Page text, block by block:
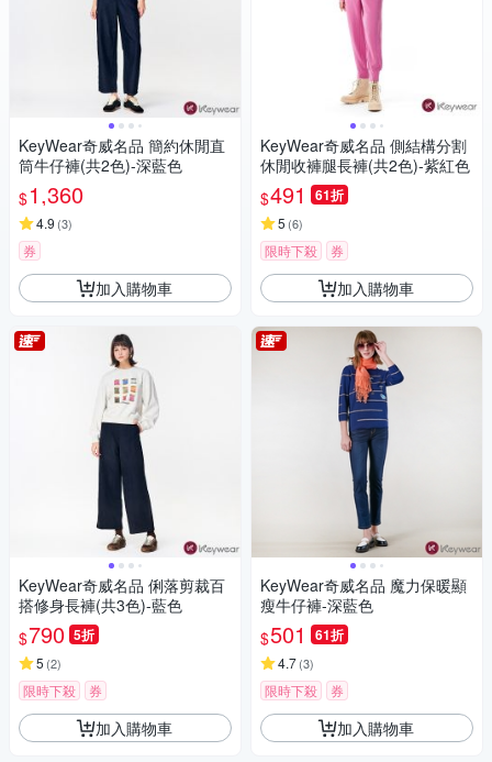
KeyWear奇威名品 簡約休閒直
筒牛仔褲(共2色)-深藍色
$1,360
4.9 (3)
券
加入購物車
KeyWear奇威名品 俐落剪裁百
搭修身長褲(共3色)-藍色
$790 5折
5 (2)
限時下殺 券
加入購物車
KeyWear奇威名品 側結構分割
休閒收褲腿長褲(共2色)-紫紅色
$491 61折
5 (6)
限時下殺 券
加入購物車
KeyWear奇威名品 魔力保暖顯
瘦牛仔褲-深藍色
$501 61折
4.7(3)
限時下殺 券
加入購物車